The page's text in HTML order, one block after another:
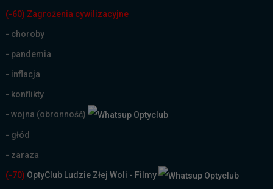
(-60) Zagrożenia cywilizacyjne
- choroby
- pandemia
- inflacja
- konflikty
- wojna (obronność)
- głód
- zaraza
(-70) OptyClub Ludzie Złej Woli - Filmy